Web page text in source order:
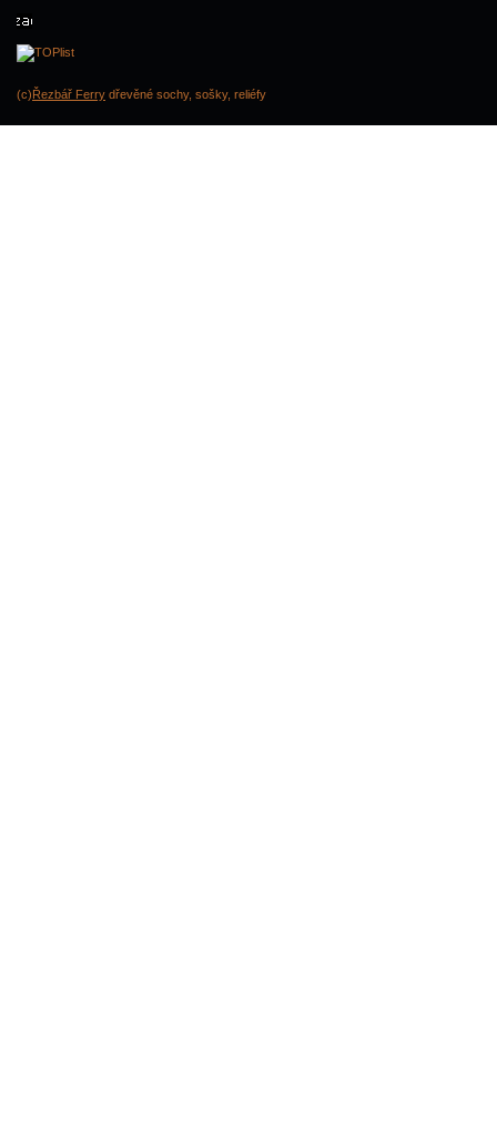
(c)Řezbář Ferry dřevěné sochy, sošky, reliéfy